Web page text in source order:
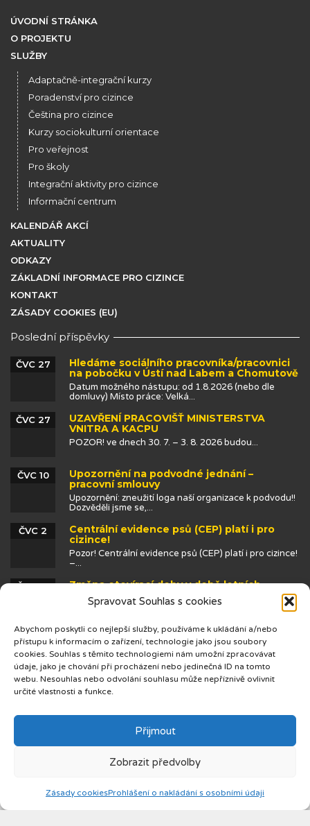
Spravovat Souhlas s cookies
Abychom poskytli co nejlepší služby, používáme k ukládání a/nebo
přístupu k informacím o zařízení, technologie jako jsou soubory
cookies. Souhlas s těmito technologiemi nám umožní zpracovávat
údaje, jako je chování při procházení nebo jedinečná ID na tomto
webu. Nesouhlas nebo odvolání souhlasu může nepříznivě ovlivnit
určité vlastnosti a funkce.
Přijmout
Zobrazit předvolby
Zásady cookiesProhlášení o nakládání s osobními údaji
ÚVODNÍ STRÁNKA
O PROJEKTU
SLUŽBY
Adaptačně-integrační kurzy
Poradenství pro cizince
Čeština pro cizince
Kurzy sociokulturní orientace
Pro veřejnost
Pro školy
Integrační aktivity pro cizince
Informační centrum
KALENDÁŘ AKCÍ
AKTUALITY
ODKAZY
ZÁKLADNÍ INFORMACE PRO CIZINCE
KONTAKT
ZÁSADY COOKIES (EU)
Poslední příspěvky
Hledáme sociálního pracovníka/pracovnici
na pobočku v Ústí nad Labem a Chomutově
ČVC 27
Datum možného nástupu: od 1.8.2026 (nebo dle
domluvy) Místo práce: Velká...
UZAVŘENÍ PRACOVIŠŤ MINISTERSTVA
VNITRA A KACPU
ČVC 27
POZOR! ve dnech 30. 7. – 3. 8. 2026 budou...
Upozornění na podvodné jednání –
pracovní smlouvy
ČVC 10
Upozornění: zneužití loga naší organizace k podvodu!!
Dozvěděli jsme se,...
Centrální evidence psů (CEP) platí i pro
cizince!
ČVC 2
Pozor! Centrální evidence psů (CEP) platí i pro cizince!
–...
Změna otevírací doby v době letních
prázdnin
ČVN 25